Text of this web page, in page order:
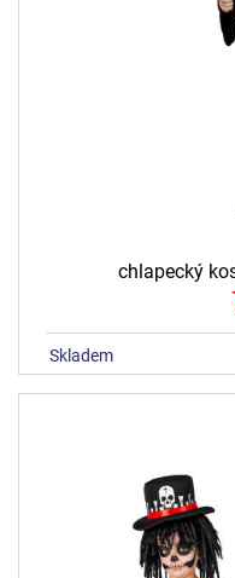
chlapecký
skladem